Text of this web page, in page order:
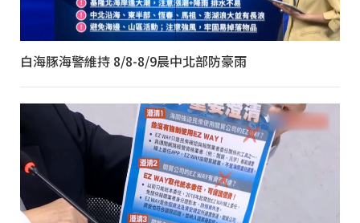
白海豚海警維持 8/8-8/9晨中北部防豪雨